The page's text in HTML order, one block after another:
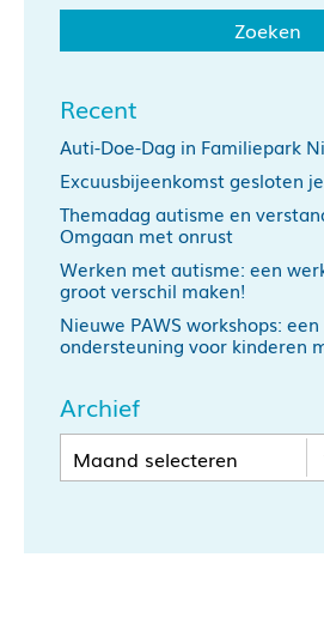
Recent
Auti-Doe-Dag in Familiepark
Excuusbijeenkomst gesloten
Themadag autisme en
Omgaan met onrust
Werken met autisme: een
groot verschil maken!
Nieuwe PAWS workshops:
ondersteuning voor kinderen
Archief